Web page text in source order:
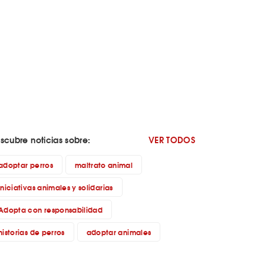
noticias sobre: VER TODOS
perros
maltrato animal
animales y solidarias
con responsabilidad
de perros
adoptar animales